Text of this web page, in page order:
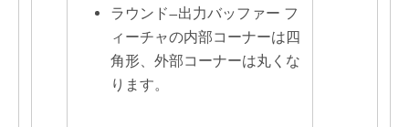
ラウンド—出力バッファー フ
ィーチャの内部コーナーは四
角形、外部コーナーは丸くな
ります。